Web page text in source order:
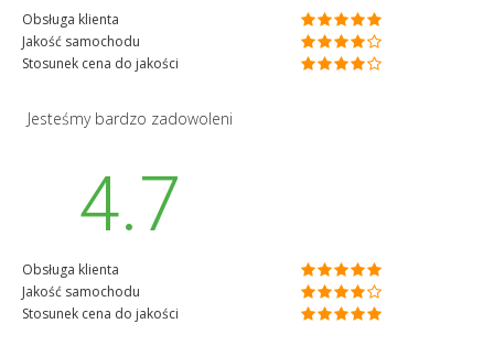
Obsługa klienta
Jakość samochodu
Stosunek cena do jakości
Jesteśmy bardzo zadowoleni
4.7
Obsługa klienta
Jakość samochodu
Stosunek cena do jakości